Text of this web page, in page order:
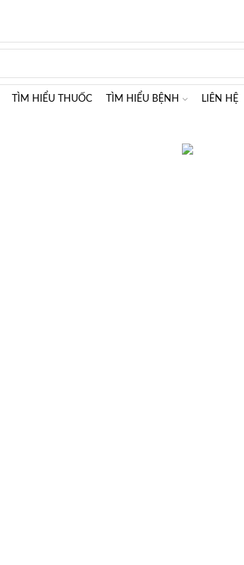
input
TÌM HIỂU THUỐC TÌM HIỂU BỆNH LIÊN HỆ